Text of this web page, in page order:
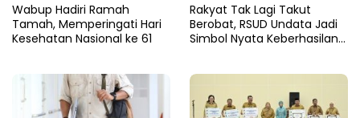
Wabup Hadiri Ramah
Tamah, Memperingati Hari
Kesehatan Nasional ke 61
Rakyat Tak Lagi Takut
Berobat, RSUD Undata Jadi
Simbol Nyata Keberhasilan